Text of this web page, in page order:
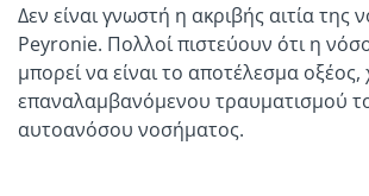
Δεν είναι γνωστή η ακριβής αιτία της
Peyronie. Πολλοί πιστεύουν ότι η
μπορεί να είναι το αποτέλεσμα οξέος,
επαναλαμβανόμενου τραυματισμού
αυτοανόσου νοσήματος.